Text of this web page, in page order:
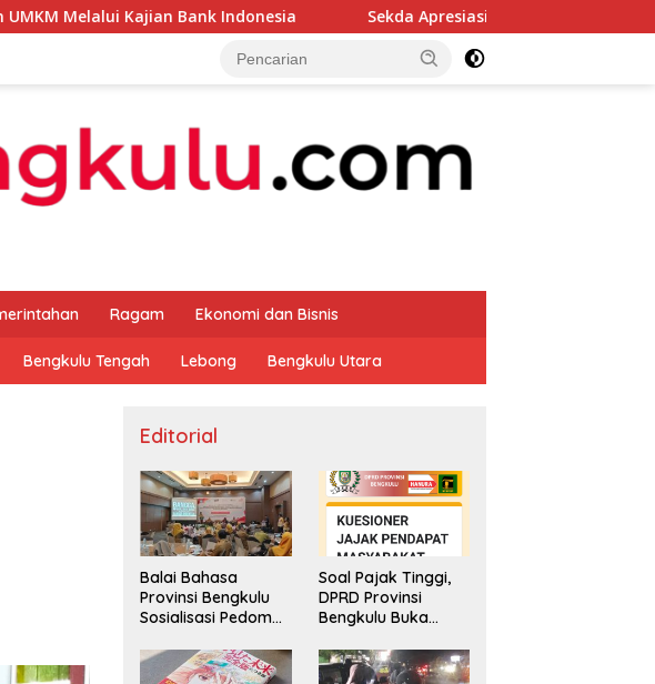
Bank Indonesia Sekda Apresiasi Inspektorat Provinsi Bengkulu
Ragam Ekonomi dan Bisnis
Bengkulu Tengah Lebong Bengkulu Utara
Editorial
Balai Bahasa
Provinsi Bengkulu
Sosialisasi Pedoman
Penggunaan
Bahasa Indonesia
Soal Pajak Tinggi,
DPRD Provinsi
Bengkulu Buka
Pengaduan
Masyarakat